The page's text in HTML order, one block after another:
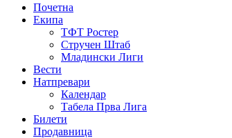
Почетна
Екипа
ТФТ Ростер
Стручен Штаб
Младински Лиги
Вести
Натпревари
Календар
Табела Прва Лига
Билети
Продавница